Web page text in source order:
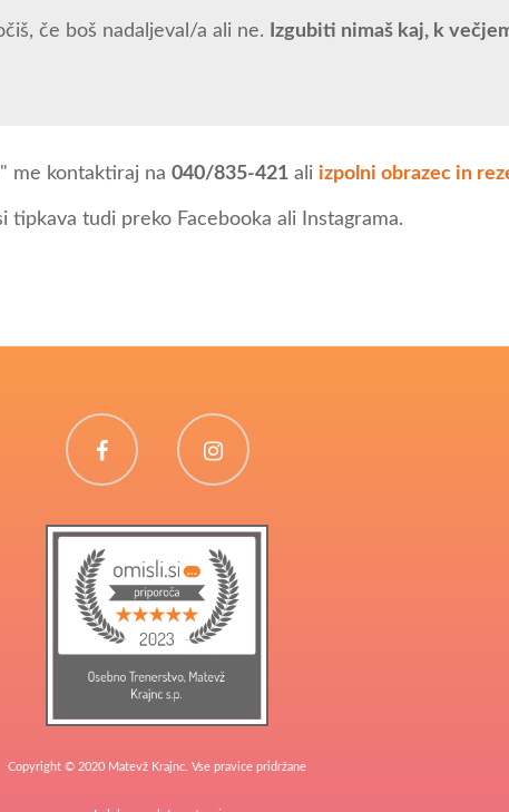
če boš nadaljeval/a ali ne. Izgubiti nimaš kaj, k
me kontaktiraj na 040/835-421ali izpolni obrazec in
tipkava tudi preko Facebooka ali Instagrama.
Facebook Instagram
Copyright © 2020 Matevž Krajnc. Vse pravice pridržane